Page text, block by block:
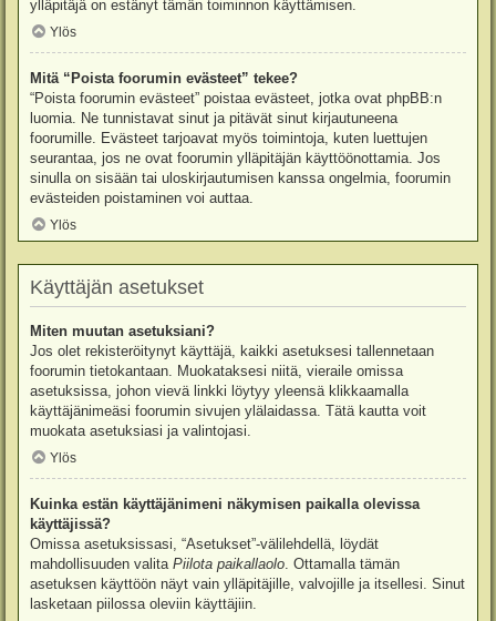
ylläpitäjä on estänyt tämän toiminnon käyttämisen.
Ylös
Mitä “Poista foorumin evästeet” tekee?
“Poista foorumin evästeet” poistaa evästeet, jotka ovat phpBB:n
luomia. Ne tunnistavat sinut ja pitävät sinut kirjautuneena
foorumille. Evästeet tarjoavat myös toimintoja, kuten luettujen
seurantaa, jos ne ovat foorumin ylläpitäjän käyttöönottamia. Jos
sinulla on sisään tai uloskirjautumisen kanssa ongelmia, foorumin
evästeiden poistaminen voi auttaa.
Ylös
Käyttäjän asetukset
Miten muutan asetuksiani?
Jos olet rekisteröitynyt käyttäjä, kaikki asetuksesi tallennetaan
foorumin tietokantaan. Muokataksesi niitä, vieraile omissa
asetuksissa, johon vievä linkki löytyy yleensä klikkaamalla
käyttäjänimeäsi foorumin sivujen ylälaidassa. Tätä kautta voit
muokata asetuksiasi ja valintojasi.
Ylös
Kuinka estän käyttäjänimeni näkymisen paikalla olevissa
käyttäjissä?
Omissa asetuksissasi, “Asetukset”-välilehdellä, löydät
mahdollisuuden valita Piilota paikallaolo. Ottamalla tämän
asetuksen käyttöön näyt vain ylläpitäjille, valvojille ja itsellesi. Sinut
lasketaan piilossa oleviin käyttäjiin.